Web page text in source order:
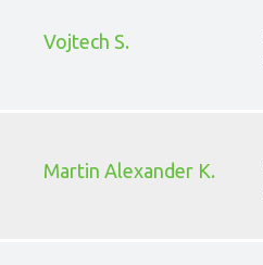
Vojtech S.
Martin Alexander K.